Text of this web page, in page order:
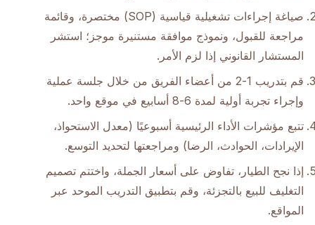
صياغة إجراءات تشغيلية قياسية (SOP) مختصرة، وقائمة
مراجعة للقبول، ونموذج موافقة مستنيرة موجز؛ استشر
المستشار القانوني إذا لزم الأمر.
قم بتدريب 1-2 من أعضاء الفريق من خلال جلسة عملية
وإجراء تجربة أولية لمدة 6-8 أسابيع في موقع واحد.
تتبع مؤشرات الأداء الرئيسية أسبوعيًا (معدل الاستحواذ،
الإيرادات، الحوادث، الرضا) ومراجعتها لتحديد التوسع.
إذا نجح الطيار، تفاوض على أسعار الجملة، واختتم تصميم
التغليف للبيع بالتجزئة، وقم بتطبيق التدريب الموحد عبر
المواقع.